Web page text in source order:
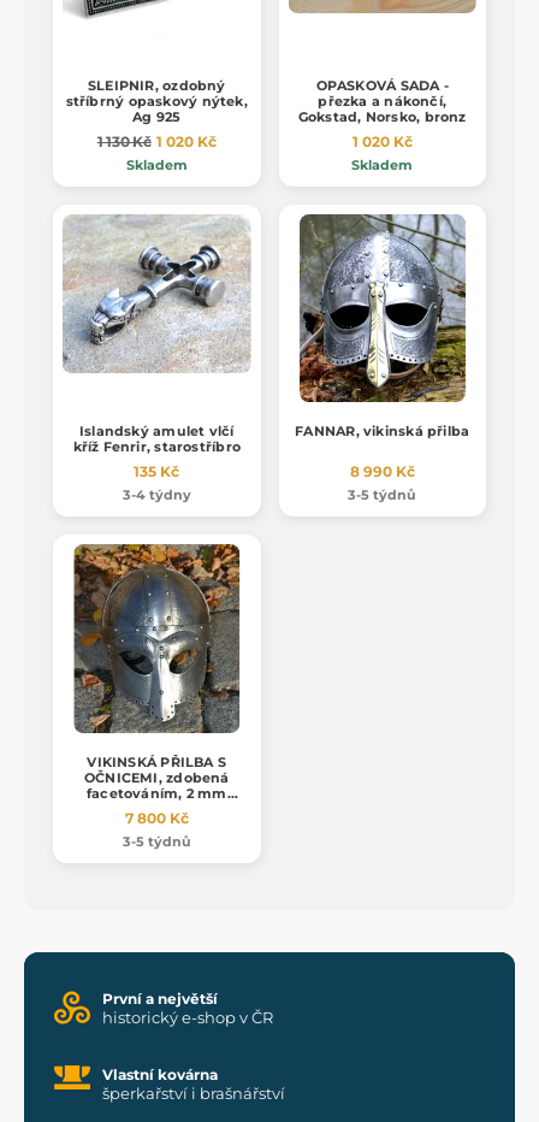
SLEIPNIR, ozdobný
stříbrný opaskový nýtek,
Ag 925
1 130 Kč 1 020 Kč
Skladem
OPASKOVÁ SADA -
přezka a nákončí,
Gokstad, Norsko, bronz
1 020 Kč
Skladem
Islandský amulet vlčí
kříž Fenrir, starostříbro
135 Kč
3-4 týdny
FANNAR, vikinská přilba
8 990 Kč
3-5 týdnů
VIKINSKÁ PŘILBA S
OČNICEMI, zdobená
facetováním, 2 mm
7 800 Kč
3-5 týdnů
První a největší
historický e-shop v ČR
Vlastní kovárna
šperkařství i brašnářství